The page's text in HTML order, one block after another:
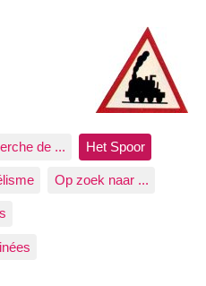
de ... Het Spoor
Op zoek naar ...